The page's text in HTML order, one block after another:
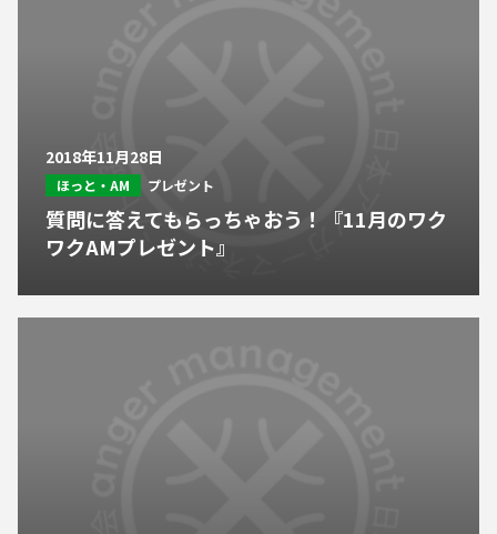
2018年11月28日
ほっと・AM プレゼント
質問に答えてもらっちゃおう！『11月のワク
ワクAMプレゼント』